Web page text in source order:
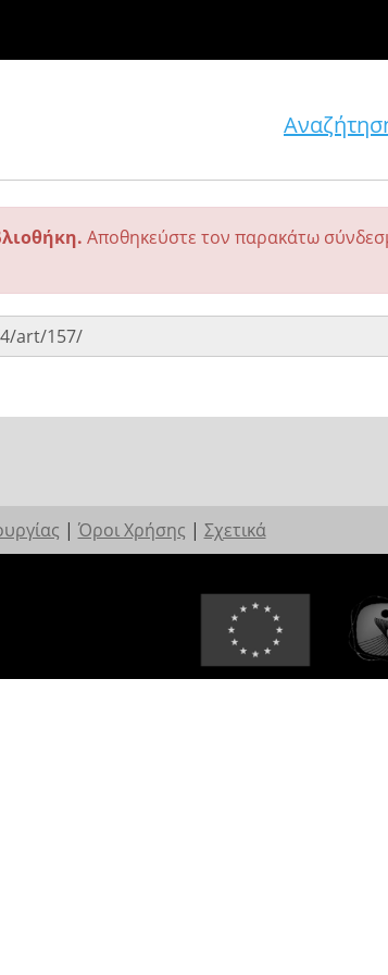
Αποθηκεύστε τον παρακάτω
| Όροι Χρήσης | Σχετικά